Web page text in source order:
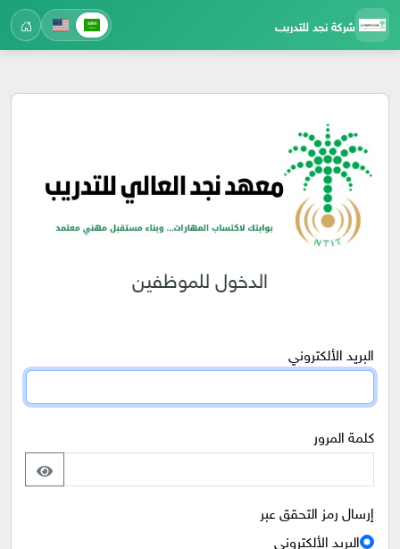
شركة نجد للتدريب
الدخول للموظفين
البريد الألكتروني
كلمة المرور
إرسال رمز التحقق عبر
البريد الألكتروني